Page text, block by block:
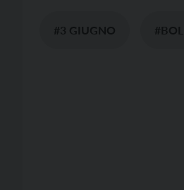
#3 GIUGNO